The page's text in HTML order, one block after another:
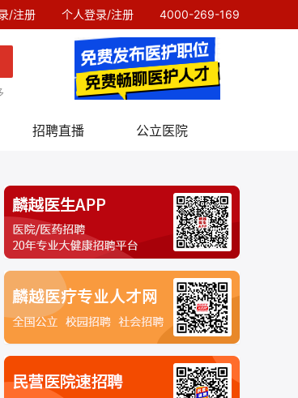
/注册 个人登录/注册 4000-269-169
招聘直播 公立医院